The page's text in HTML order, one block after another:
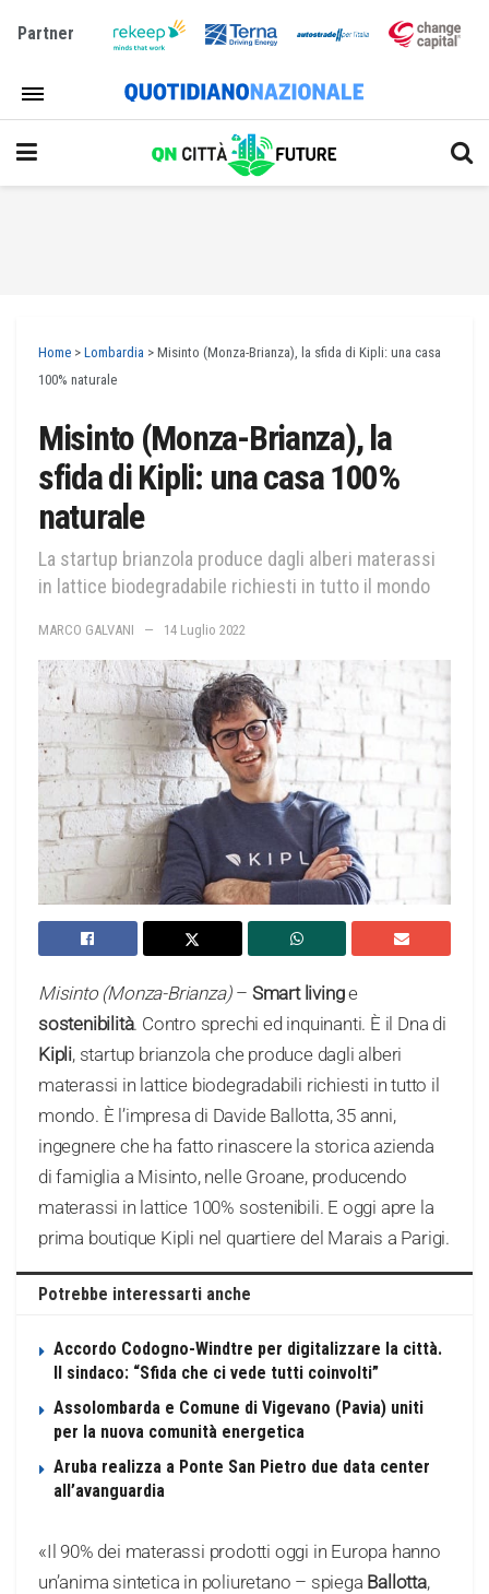
Partner
Home > Lombardia > Misinto (Monza-Brianza), la sfida di Kipli: una casa
100% naturale
Misinto (Monza-Brianza), la
sfida di Kipli: una casa 100%
naturale
La startup brianzola produce dagli alberi materassi
in lattice biodegradabile richiesti in tutto il mondo
MARCO GALVANI 14 Luglio 2022
Misinto (Monza-Brianza)– Smart livinge
sostenibilità. Contro sprechi ed inquinanti. È il Dna di
Kipli, startup brianzola che produce dagli alberi
materassi in lattice biodegradabili richiesti in tutto il
mondo. È l’impresa di Davide Ballotta, 35 anni,
ingegnere che ha fatto rinascere la storica azienda
di famiglia a Misinto, nelle Groane, producendo
materassi in lattice 100% sostenibili. E oggi apre la
prima boutique Kipli nel quartiere del Marais a Parigi.
Potrebbe interessarti anche
Accordo Codogno-Windtre per digitalizzare la città.
Il sindaco: “Sfida che ci vede tutti coinvolti”
Assolombarda e Comune di Vigevano (Pavia) uniti
per la nuova comunità energetica
Aruba realizza a Ponte San Pietro due data center
all’avanguardia
«Il 90% dei materassi prodotti oggi in Europa hanno
un’anima sintetica in poliuretano – spiega Ballotta,